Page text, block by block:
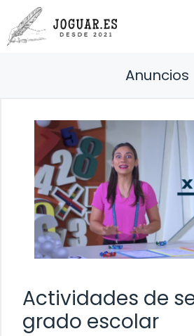
Saltar
al
contenido
Anuncios
Actividades de
grado escolar